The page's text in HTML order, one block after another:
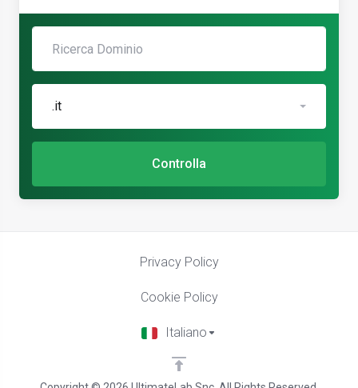
.it
Controlla
Privacy Policy
Cookie Policy
Italiano